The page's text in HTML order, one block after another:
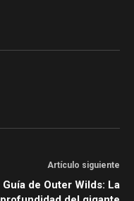
Artículo siguiente
Guía de Outer Wilds: La